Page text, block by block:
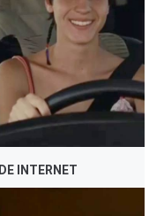
INTERNET